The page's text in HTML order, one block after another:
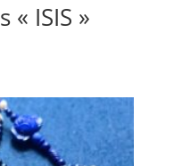
« ISIS »